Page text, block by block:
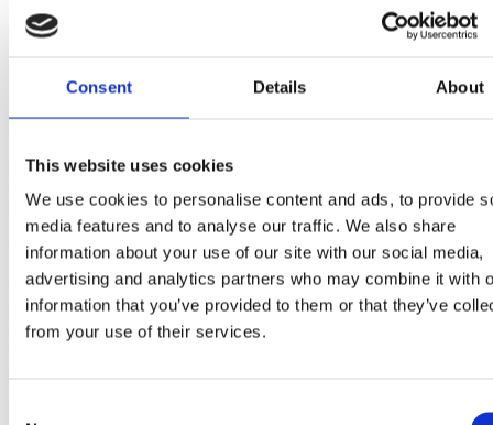
Consent Details About
This website uses cookies
We use cookies to personalise content and ads, to provide
media features and to analyse our traffic. We also share
information about your use of our site with our social media,
advertising and analytics partners who may combine it with
information that you’ve provided to them or that they’ve
from your use of their services.
3. Travaglio, la Gruber e Di Battista.
Per la seconda volta in meno di un mese, il direttore del Fatto
contro mio padre: questa volta per 50.000 euro. Sulle condanne
emozioni perse in questi anni. Ma credo sia importante continuare a
prendono in giro tutti perché ripeto spesso la frase: il tempo è
galantuomo. E che devo dire? Che i giornalisti sono pennivendoli?
Quello lo lascio fare ai grillini. O anche a Salvini, guardatequi.
Perché Lega e Cinque Stelle hanno lo stesso DNA che rifiuta il
confronto con i giornalisti. Attaccare i giornalisti da parte dei grillini
è come minimo segno di ingratitudine: non dimentichiamo, mai, che
l’Italia è l’unico Paese dove si è permesso di fare un dibattito
elettorale senza il confronto televisivo perché Di Maio non voleva. E